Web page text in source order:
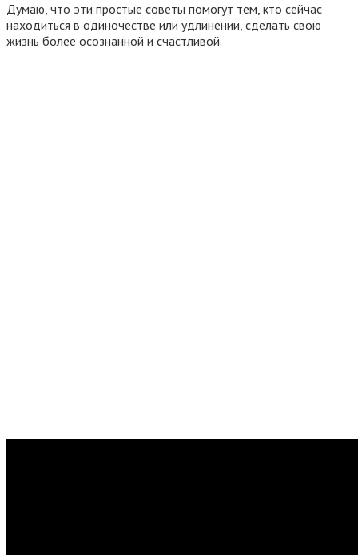
Думаю, что эти простые советы помогут тем, кто сейчас
находиться в одиночестве или удлинении, сделать свою
жизнь более осознанной и счастливой.